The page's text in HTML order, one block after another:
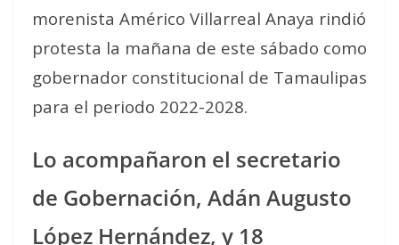
morenista Américo Villarreal Anaya rindió
protesta la mañana de este sábado como
gobernador constitucional de Tamaulipas
para el periodo 2022-2028.
Lo acompañaron el secretario
de Gobernación, Adán Augusto
López Hernández, y 18